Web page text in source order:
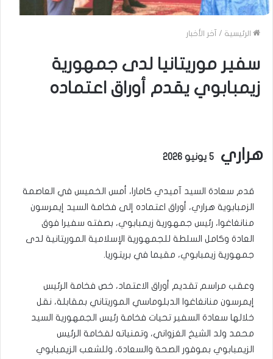
الرئيسية / آخر الأخبار
سفير موريتانيا لدى جمهورية
زيمبابوي يقدم أوراق اعتماده
هراري
قدم سعادة السيد آميدي كامارا، أمس الخميس في العاصمة
الزمبابوية هراري، أوراق اعتماده إلى فخامة السيد إيمرسون
منانغاغوا، رئيس جمهورية زيمبابوي، بصفته سفيرا فوق
العادة وكامل السلطة للجمهورية الإسلامية الموريتانية لدى
جمهورية زيمبابوي، مقيما في بريتوريا.
وعقب مراسم تقديم أوراق الاعتماد، خص فخامة الرئيس
إيمرسون منانغاغوا الدبلوماسي الموريتاني بمقابلة، نقل
خلالها سعادة السفير تحيات فخامة رئيس الجمهورية السيد
محمد ولد الشيخ الغزواني، وتمنياته لفخامة الرئيس
الزيمبابوي بموفور الصحة والسعادة، وللشعب الزيمبابوي